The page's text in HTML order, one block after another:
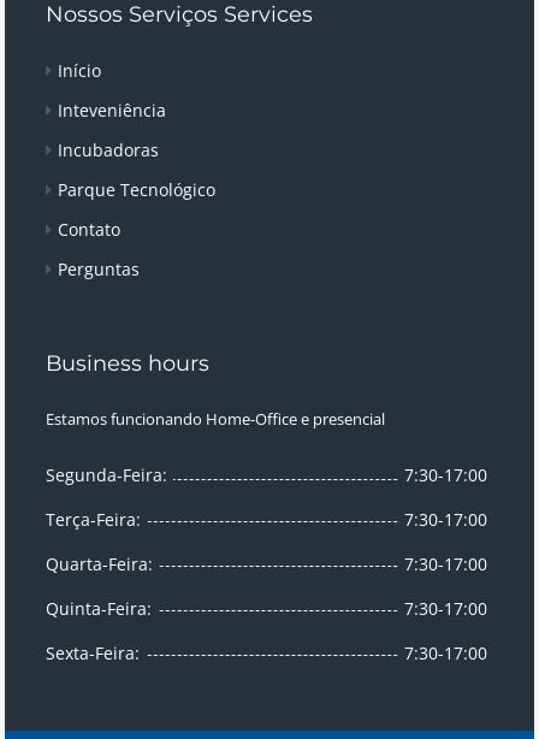
Nossos Serviços Services
Início
Inteveniência
Incubadoras
Parque Tecnológico
Contato
Perguntas
Business hours
Estamos funcionando Home-Office e presencial
Segunda-Feira:
7:30-17:00
Terça-Feira:
7:30-17:00
Quarta-Feira:
7:30-17:00
Quinta-Feira:
7:30-17:00
Sexta-Feira:
7:30-17:00